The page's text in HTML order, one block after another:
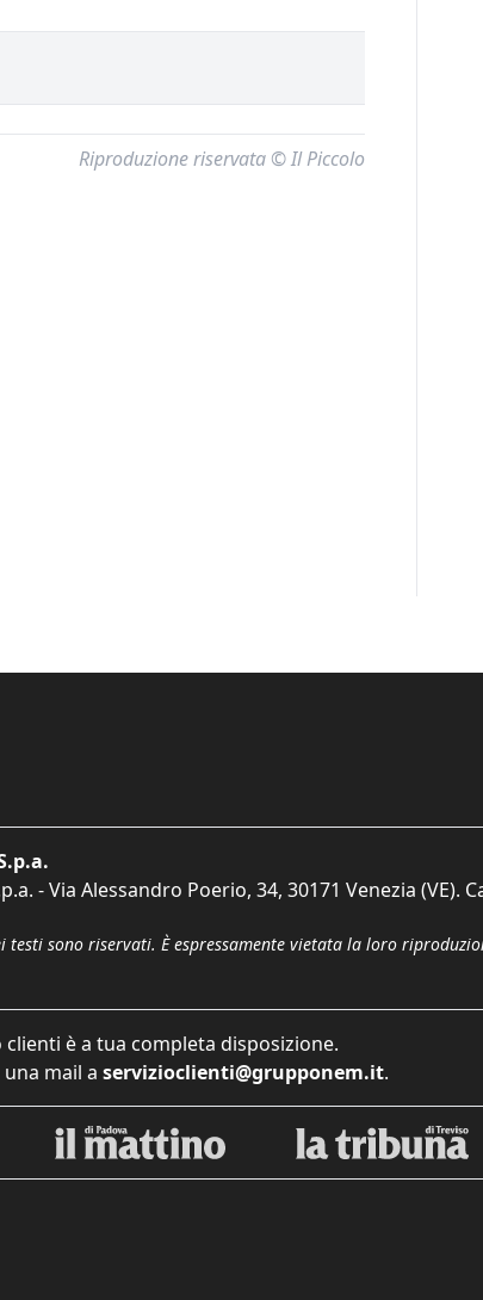
Riproduzione riservata © Il Piccolo
- Via Alessandro Poerio, 34, 30171 Venezia (VE).
sono riservati. È espressamente vietata la loro
è a tua completa disposizione.
mail a servizioclienti@grupponem.it.